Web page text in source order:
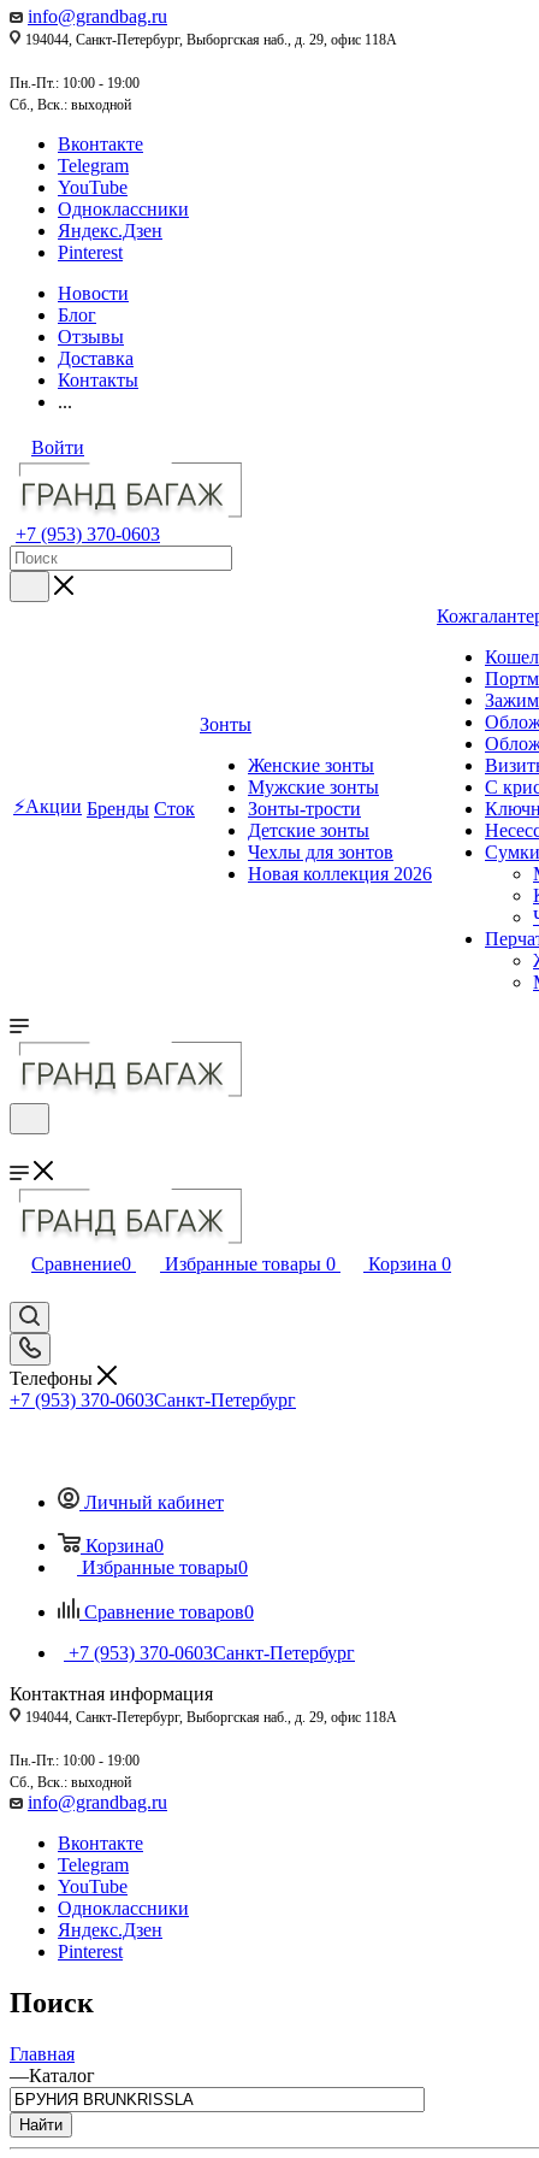
info@grandbag.ru
194044, Санкт-Петербург, Выборгская наб., д. 29, офис 118А
Пн.-Пт.: 10:00 - 19:00
Сб., Вск.: выходной
Вконтакте
Telegram
YouTube
Одноклассники
Яндекс.Дзен
Pinterest
Новости
Блог
Отзывы
Доставка
Контакты
...
Войти
+7 (953) 370-0603
⚡Акции Бренды Сток
Зонты
Женские зонты
Мужские зонты
Зонты-трости
Детские зонты
Чехлы для зонтов
Новая коллекция 2026
C
Сумки
Сравнение0 Избранные товары 0 Корзина 0
Телефоны
+7 (953) 370-0603Санкт-Петербург
Личный кабинет
Корзина0
Избранные товары0
Сравнение товаров0
+7 (953) 370-0603Санкт-Петербург
Контактная информация
194044, Санкт-Петербург, Выборгская наб., д. 29, офис 118А
Пн.-Пт.: 10:00 - 19:00
Сб., Вск.: выходной
info@grandbag.ru
Вконтакте
Telegram
YouTube
Одноклассники
Яндекс.Дзен
Pinterest
Поиск
Главная
—Каталог
Найти